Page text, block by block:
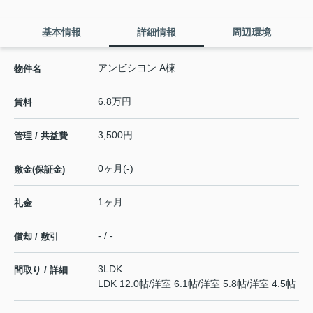
基本情報 詳細情報 周辺環境
物件名 アンビシヨン A棟
賃料 6.8万円
管理 / 共益費 3,500円
敷金(保証金) 0ヶ月(-)
礼金 1ヶ月
償却 / 敷引 - / -
間取り / 詳細
3LDK
LDK 12.0帖/洋室 6.1帖/洋室 5.8帖/洋室 4.5帖